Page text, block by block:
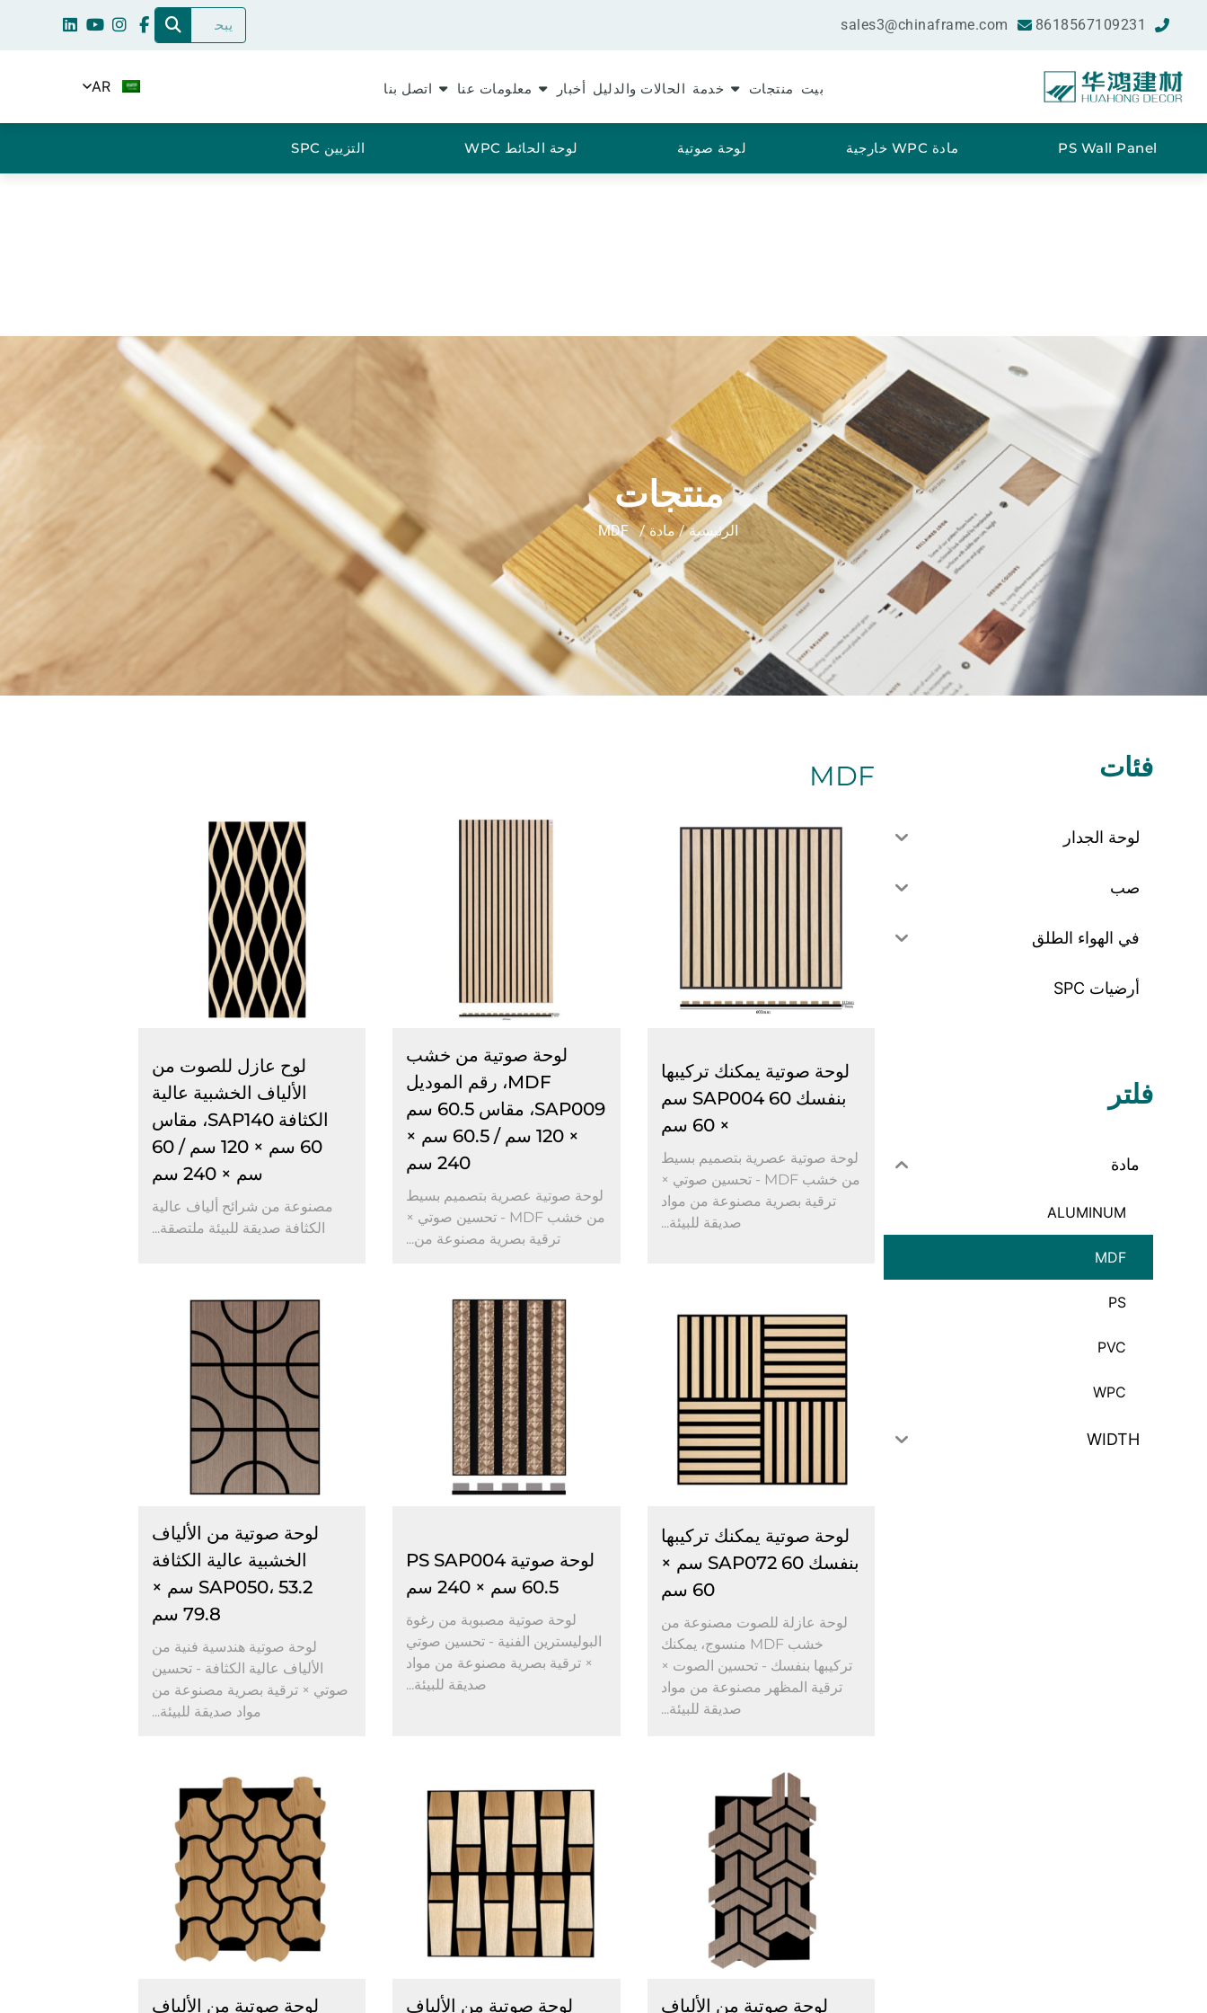
8618567109231
sales3@chinaframe.com
بيت منتجات خدمة الحالات والدليل أخبار معلومات عنا اتصل بنا AR
PS Wall Panel مادة WPC خارجية لوحة صوتية لوحة الحائط WPC التزيين SPC
منتجات
الرئيسية/مادة/ MDF
فئات
لوحة الجدار
صب
في الهواء الطلق
أرضيات SPC
فلتر
مادة
ALUMINUM
MDF
PS
PVC
WPC
WIDTH
MDF
لوحة صوتية يمكنك تركيبها
بنفسك SAP004 60 سم
× 60 سم
لوحة صوتية عصرية بتصميم بسيط
من خشب MDF - تحسين صوتي ×
ترقية بصرية مصنوعة من مواد
صديقة للبيئة...
لوحة صوتية من خشب
MDF، رقم الموديل
SAP009، مقاس 60.5 سم
× 120 سم / 60.5 سم ×
240 سم
لوحة صوتية عصرية بتصميم بسيط
من خشب MDF - تحسين صوتي ×
ترقية بصرية مصنوعة من...
لوح عازل للصوت من
الألياف الخشبية عالية
الكثافة SAP140، مقاس
60 سم × 120 سم / 60
سم × 240 سم
مصنوعة من شرائح ألياف عالية
الكثافة صديقة للبيئة ملتصقة...
لوحة صوتية يمكنك تركيبها
بنفسك SAP072 60 سم ×
60 سم
لوحة عازلة للصوت مصنوعة من
خشب MDF منسوج، يمكنك
تركيبها بنفسك - تحسين الصوت ×
ترقية المظهر مصنوعة من مواد
صديقة للبيئة...
لوحة صوتية PS SAP004
60.5 سم × 240 سم
لوحة صوتية مصبوبة من رغوة
البوليسترين الفنية - تحسين صوتي
× ترقية بصرية مصنوعة من مواد
صديقة للبيئة...
لوحة صوتية من الألياف
الخشبية عالية الكثافة
SAP050، 53.2 سم ×
79.8 سم
لوحة صوتية هندسية فنية من
الألياف عالية الكثافة - تحسين
صوتي × ترقية بصرية مصنوعة من
مواد صديقة للبيئة...
لوحة صوتية من الألياف
لوحة صوتية من الألياف
لوحة صوتية من الألياف